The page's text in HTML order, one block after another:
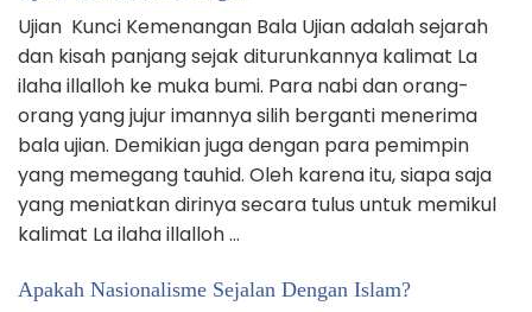
Ujian Kunci Kemenangan Bala Ujian adalah sejarah
dan kisah panjang sejak diturunkannya kalimat La
ilaha illalloh ke muka bumi. Para nabi dan orang-
orang yang jujur imannya silih berganti menerima
bala ujian. Demikian juga dengan para pemimpin
yang memegang tauhid. Oleh karena itu, siapa saja
yang meniatkan dirinya secara tulus untuk memikul
kalimat La ilaha illalloh …
Apakah Nasionalisme Sejalan Dengan Islam?